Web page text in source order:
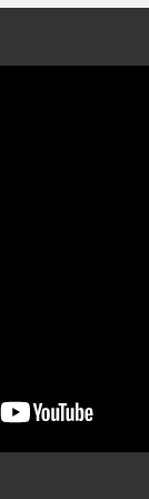
80 à 100 km/h
la basse vallée
le littoral